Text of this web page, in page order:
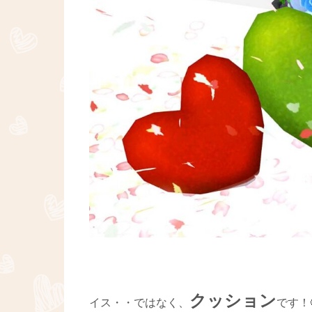
イス・・ではなく、 クッションです